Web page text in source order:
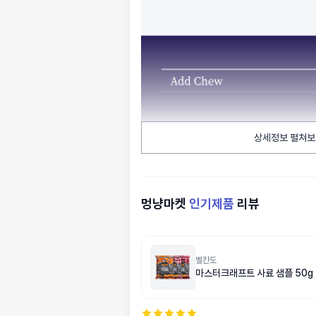
상세정보 펼쳐
멍냥마켓 인기제품 리뷰
벨칸도
마스터크래프트 사료 샘플 50g